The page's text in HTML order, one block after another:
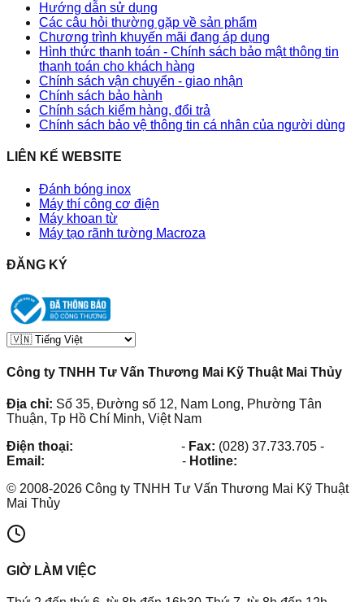
Hướng dẫn sử dụng
Các câu hỏi thường gặp về sản phẩm
Chương trình khuyến mãi đang áp dụng
Hình thức thanh toán - Chính sách bảo mật thông tin
thanh toán cho khách hàng
Chính sách vận chuyển - giao nhận
Chính sách bảo hành
Chính sách kiểm hàng, đổi trả
Chính sách bảo vệ thông tin cá nhân của người dùng
LIÊN KẾ WEBSITE
Đánh bóng inox
Máy thí công cơ điện
Máy khoan từ
Máy tạo rãnh tường Macroza
ĐĂNG KÝ
Công ty TNHH Tư Vấn Thương Mai Kỹ Thuật Mai Thủy
Địa chỉ: Số 35, Đường số 12, Nam Long, Phường Tân
Thuận, Tp Hồ Chí Minh, Việt Nam
Điện thoại:
- Fax: (028) 37.733.705 -
Email:
- Hotline:
© 2008-2026 Công ty TNHH Tư Vấn Thương Mai Kỹ Thuật
Mai Thủy
GIỜ LÀM VIỆC